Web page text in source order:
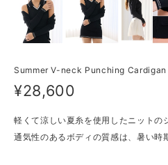
Summer V-neck Punching Cardigan
¥28,600
軽くて涼しい夏糸を使用したニットの
通気性のあるボディの質感は、暑い時